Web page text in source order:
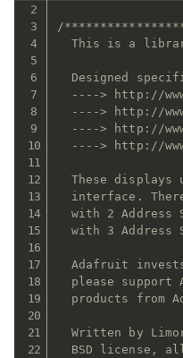
/
This is a
Designed
----> http://
----> http://
----> http://
----> http://
These displays
interface.
with 2 Address
with 3 Address
Adafruit
please support
products from
Written by
BSD license,